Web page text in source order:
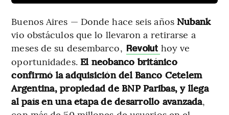
Buenos Aires — Donde hace seis años Nubank
vio obstáculos que lo llevaron a retirarse a
meses de su desembarco, Revolut hoy ve
oportunidades. El neobanco británico
confirmó la adquisición del Banco Cetelem
Argentina, propiedad de BNP Paribas, y llega
al país en una etapa de desarrollo avanzada,